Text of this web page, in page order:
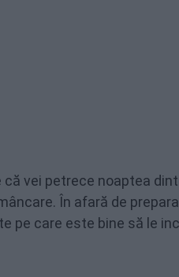
vei petrece noaptea
În afară de
pe care este bine să le